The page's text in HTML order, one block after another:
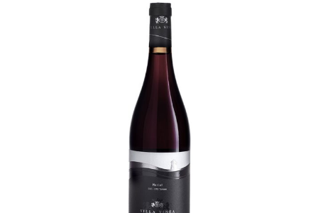
Merlot Premium
53,00 TVA incl.